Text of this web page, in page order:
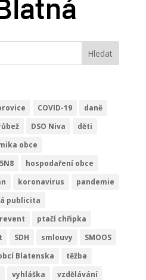
COVID-19
daně
DSO Niva
děti
obce
hospodaření obce
koronavirus
pandemie
publicita
ptačí chřipka
SDH smlouvy
SMOOS
Blatenska
těžba
vyhláška
vzdělávání